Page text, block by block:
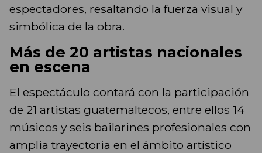
espectadores, resaltando la fuerza visual y
simbólica de la obra.
Más de 20 artistas nacionales
en escena
El espectáculo contará con la participación
de 21 artistas guatemaltecos, entre ellos 14
músicos y seis bailarines profesionales con
amplia trayectoria en el ámbito artístico